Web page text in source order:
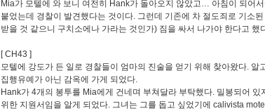
Mia가 모텔에 와 보니 여전히 Hank가 돌아오지 않았고… 아침이 되어
붙었는데 경찰이 발견했다는 것이다. 그런데 기존에 차 절도죄로 기소
받을 것 같으니 구치소에나 가라는 것인가) 짐을 싸서 나가야 한다고 했
[ CH43 ]
모텔에 강도가 든 일로 경찰들이 엄마의 진술을 얻기 위해 찾아왔다.
집행유예가 아닌 감옥에 가게 되었다.
Hank가 4개의 봉투를 Mia에게 건네며 부쳐달라 부탁했다. 밀봉되어
위한 지원서임을 알게 되었다. 그녀는 그를 돕고 싶었기에 calivista